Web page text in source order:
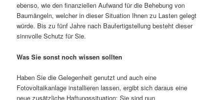
ebenso, wie den finanziellen Aufwand für die Behebung von
Baumängeln, welcher in dieser Situation Ihnen zu Lasten gelegt
würde. Bis zu fünf Jahre nach Baufertigstellung besteht dieser
sinnvolle Schutz für Sie.
Was Sie sonst noch wissen sollten
Haben Sie die Gelegenheit genutzt und auch eine
Fotovoltaikanlage installieren lassen, ergibt sich daraus eine
neue zusätzliche Haftungssituation: Sie sind nun